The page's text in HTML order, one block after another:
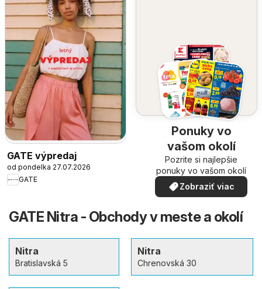
GATE výpredaj
od pondelka 27.07.2026
GATE
Ponuky vo
vašom okolí
Pozrite si najlepšie
ponuky vo vašom okolí
Zobraziť viac
GATE Nitra - Obchody v meste a okolí
Nitra
Bratislavská 5
Nitra
Chrenovská 30